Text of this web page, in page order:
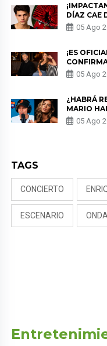
DÍAZ CAE
EN “ESTO
05 Ago
¡ES
MILETT
PUDO MÁS”
05 Ago
¿HABRÁ
MARIO
PODRÍA
05 Ago
TAGS
CONCIERTO
ESCENARIO